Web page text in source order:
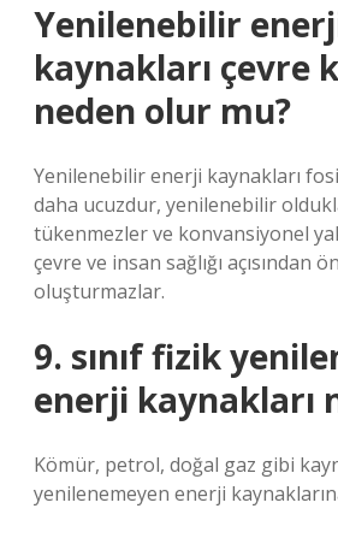
Yenilenebilir
kaynakları çevre
neden olur mu?
Yenilenebilir enerji kaynakları
daha ucuzdur, yenilenebilir
tükenmezler ve konvansiyonel
çevre ve insan sağlığı açısından
oluşturmazlar.
9. sınıf fizik
enerji kaynakları
Kömür, petrol, doğal gaz gibi
yenilenemeyen enerji